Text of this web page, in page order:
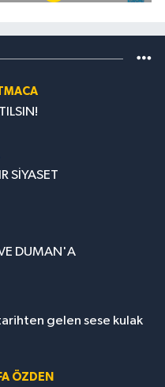
SİYASET
DUMAN'A
gelen sese kulak
ÖZDEN